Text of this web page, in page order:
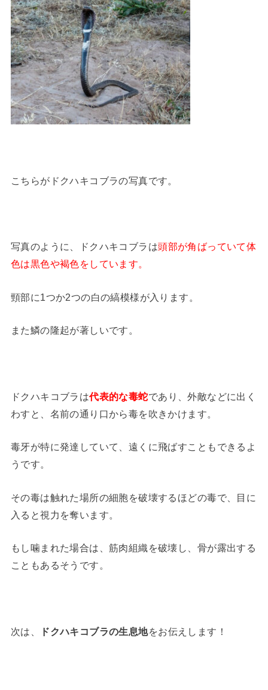
こちらがドクハキコブラの写真です。
写真のように、ドクハキコブラは頭部が角ばっていて体
色は黒色や褐色をしています。
頸部に1つか2つの白の縞模様が入ります。
また鱗の隆起が著しいです。
ドクハキコブラは代表的な毒蛇であり、外敵などに出く
わすと、名前の通り口から毒を吹きかけます。
毒牙が特に発達していて、遠くに飛ばすこともできるよ
うです。
その毒は触れた場所の細胞を破壊するほどの毒で、目に
入ると視力を奪います。
もし噛まれた場合は、筋肉組織を破壊し、骨が露出する
こともあるそうです。
次は、 ドクハキコブラの生息地をお伝えします！